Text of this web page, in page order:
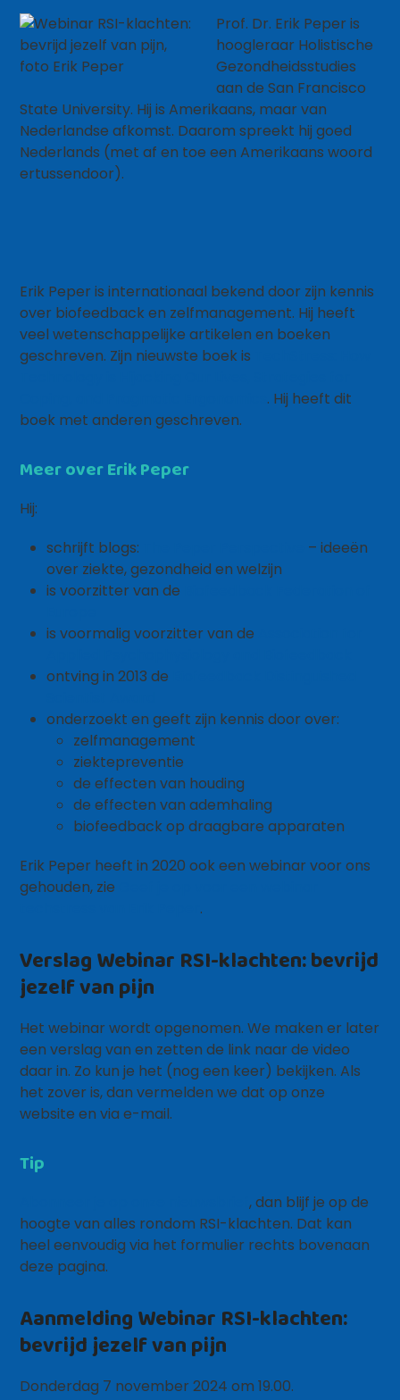
Prof. Dr. Erik Peper is
hoogleraar Holistische
Gezondheidsstudies
aan de San Francisco
State University. Hij is Amerikaans, maar van
Nederlandse afkomst. Daarom spreekt hij goed
Nederlands (met af en toe een Amerikaans woord
ertussendoor).
Erik Peper is internationaal bekend door zijn kennis
over biofeedback en zelfmanagement. Hij heeft
veel wetenschappelijke artikelen en boeken
geschreven. Zijn nieuwste boek is
. Hij heeft dit
boek met anderen geschreven.
Meer over Erik Peper
Hij:
schrijft blogs:
– ideeën
over ziekte, gezondheid en welzijn
is voorzitter van de
is voormalig voorzitter van de
ontving in 2013 de
onderzoekt en geeft zijn kennis door over:
zelfmanagement
ziektepreventie
de effecten van houding
de effecten van ademhaling
biofeedback op draagbare apparaten
Erik Peper heeft in 2020 ook een webinar voor ons
gehouden, zie
.
Verslag Webinar RSI-klachten: bevrijd
jezelf van pijn
Het webinar wordt opgenomen. We maken er later
een verslag van en zetten de link naar de video
daar in. Zo kun je het (nog een keer) bekijken. Als
het zover is, dan vermelden we dat op onze
website en via e-mail.
Tip
Abonneer je op onze nieuwsbrief, dan blijf je op de
hoogte van alles rondom RSI-klachten. Dat kan
heel eenvoudig via het formulier rechts bovenaan
deze pagina.
Aanmelding Webinar RSI-klachten:
bevrijd jezelf van pijn
Donderdag 7 november 2024 om 19.00.